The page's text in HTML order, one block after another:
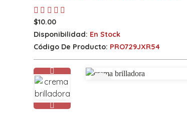
$10.00
Disponibilidad: En Stock
Código De Producto: PRO729JXR54